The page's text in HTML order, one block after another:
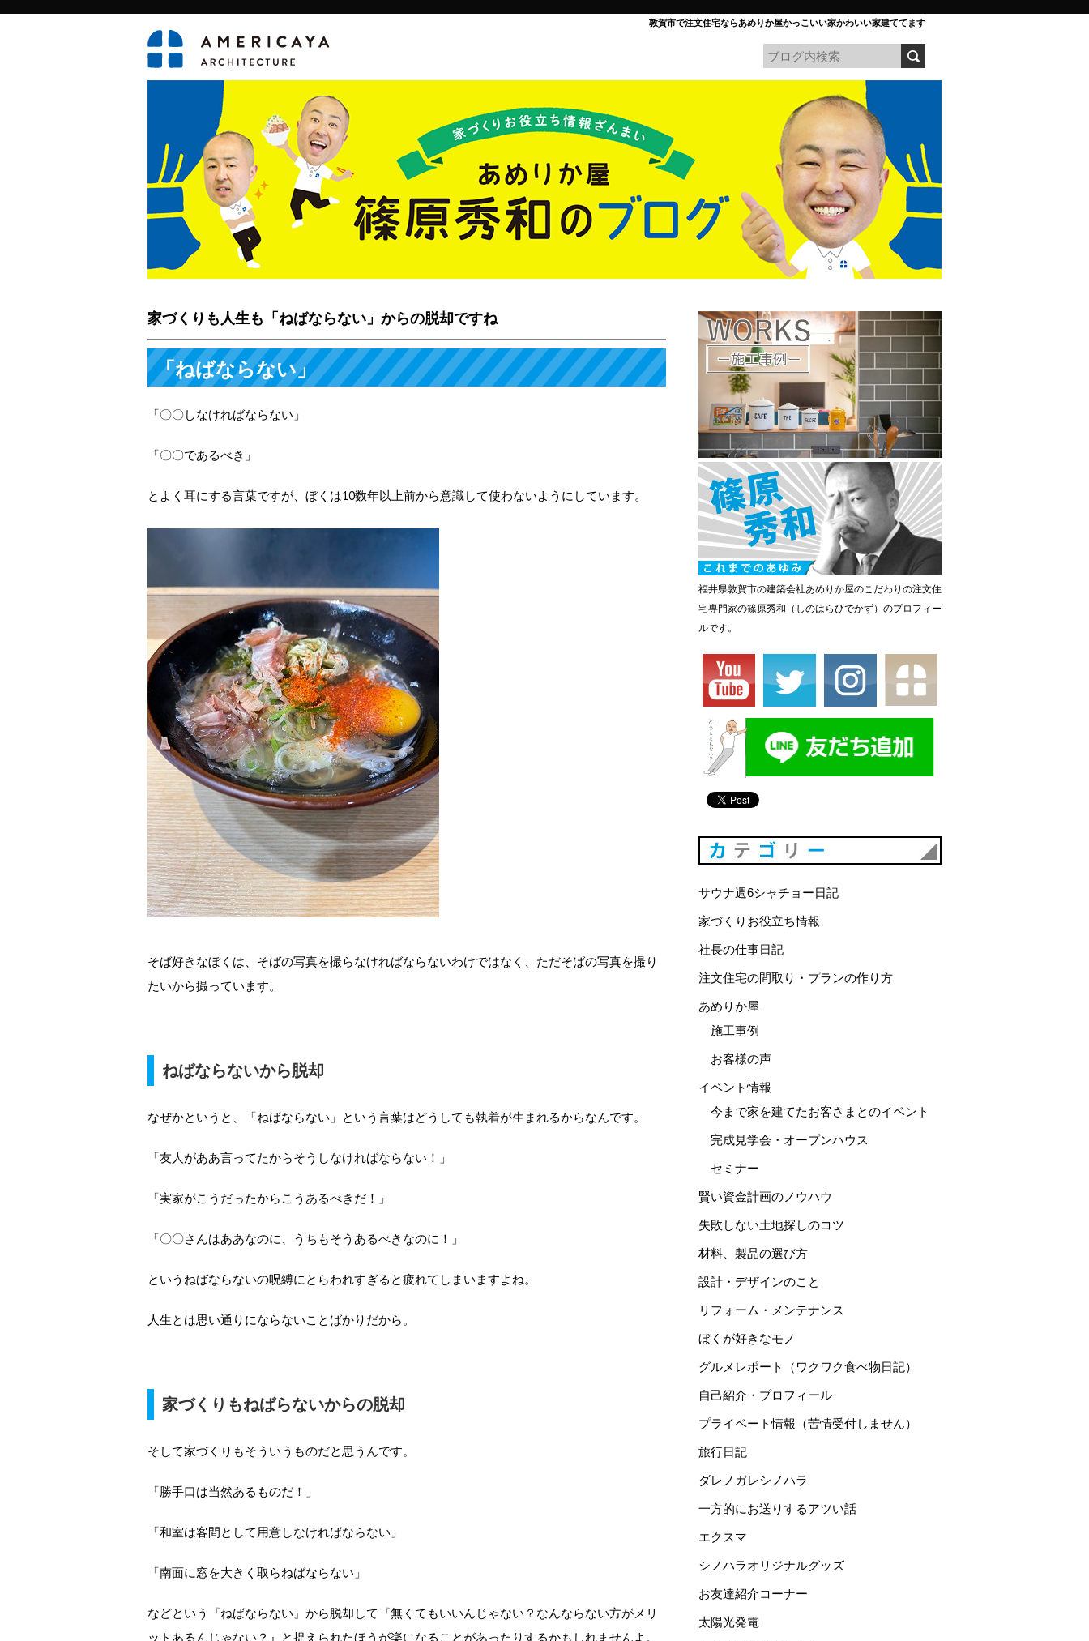
敦賀市で注文住宅ならあめりか屋かっこいい家かわいい家建ててます
家づくりも人生も「ねばならない」からの脱却ですね
「ねばならない」
「〇〇しなければならない」
「〇〇であるべき」
とよく耳にする言葉ですが、ぼくは10数年以上前から意識して使わないようにしています。
そば好きなぼくは、そばの写真を撮らなければならないわけではなく、ただそばの写真を撮り
たいから撮っています。
ねばならないから脱却
なぜかというと、「ねばならない」という言葉はどうしても執着が生まれるからなんです。
「友人がああ言ってたからそうしなければならない！」
「実家がこうだったからこうあるべきだ！」
「〇〇さんはああなのに、うちもそうあるべきなのに！」
というねばならないの呪縛にとらわれすぎると疲れてしまいますよね。
人生とは思い通りにならないことばかりだから。
家づくりもねばらないからの脱却
そして家づくりもそういうものだと思うんです。
「勝手口は当然あるものだ！」
「和室は客間として用意しなければならない」
「南面に窓を大きく取らねばならない」
などという『ねばならない』から脱却して『無くてもいいんじゃない？なんならない方がメリ
ットあるんじゃない？』と捉えられたほうが楽になることがあったりするかもしれませんよ。
福井県敦賀市の建築会社あめりか屋のこだわりの注文住
宅専門家の篠原秀和（しのはらひでかず）のプロフィー
ルです。
サウナ週6シャチョー日記
家づくりお役立ち情報
社長の仕事日記
注文住宅の間取り・プランの作り方
あめりか屋
施工事例
お客様の声
イベント情報
今まで家を建てたお客さまとのイベント
完成見学会・オープンハウス
セミナー
賢い資金計画のノウハウ
失敗しない土地探しのコツ
材料、製品の選び方
設計・デザインのこと
リフォーム・メンテナンス
ぼくが好きなモノ
グルメレポート（ワクワク食べ物日記）
自己紹介・プロフィール
プライベート情報（苦情受付しません）
旅行日記
ダレノガレシノハラ
一方的にお送りするアツい話
エクスマ
シノハラオリジナルグッズ
お友達紹介コーナー
太陽光発電